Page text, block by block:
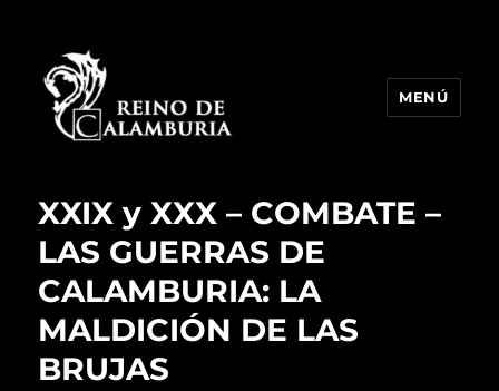
MENÚ
XXIX y XXX – COMBATE –
LAS GUERRAS DE
CALAMBURIA: LA
MALDICIÓN DE LAS
BRUJAS